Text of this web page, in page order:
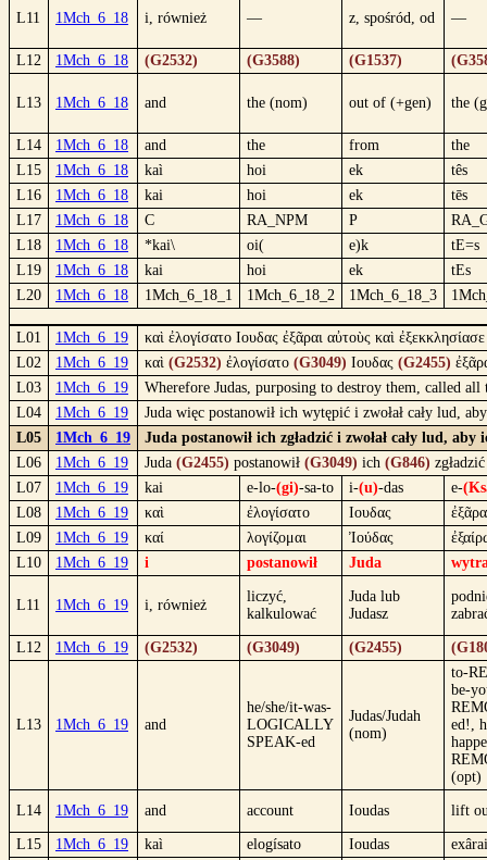
L11 1Mch_6_18 i, również — z, spośród, od —
L12 1Mch_6_18 (G2532) (G3588) (G1537)
L13 1Mch_6_18 and the (nom) out of (+gen) the
L14 1Mch_6_18 and the from
the
L15
1Mch_6_18 kaì hoi ek
tês
L16
1Mch_6_18 kai hoi ek
tēs
L17
1Mch_6_18 C RA_NPM P
L18
1Mch_6_18 *kai\ oi( e)k
tE=s
L19
1Mch_6_18 kai hoi ek
tEs
L20
1Mch_6_18 1Mch_6_18_1 1Mch_6_18_2 1Mch_6_18_3
L01 1Mch_6_19
καὶ ἐλογίσατο Ιουδας ἐξᾶραι αὐτοὺς καὶ
L02
1Mch_6_19 καὶ (G2532) ἐλογίσατο (G3049) Ιουδας (G2455)
L03
1Mch_6_19
Wherefore Judas, purposing to destroy them, called
L04
1Mch_6_19
Juda więc postanowił ich wytępić i zwołał cały lud,
L05
1Mch_6_19
Juda postanowił ich zgładzić i zwołał cały lud,
L06
1Mch_6_19 Juda (G2455) postanowił (G3049) ich (G846)
L07
1Mch_6_19 kai e-lo-(gi)-sa-to i-(u)-das e-
L08
1Mch_6_19 καὶ ἐλογίσατο Ιουδας
L09
1Mch_6_19 καί λογίζομαι Ἰούδας
L10
1Mch_6_19 i postanowił Juda
L11 1Mch_6_19 i, również
liczyć,
kalkulować
Juda lub
Judasz
L12 1Mch_6_19 (G2532) (G3049) (G2455)
L13 1Mch_6_19 and
he/she/it-was-
LOGICALLY
SPEAK-ed
Judas/Judah
(nom)
to-
be-
ed!,
(opt)
L14 1Mch_6_19 and account Ioudas lift
L15 1Mch_6_19 kaì elogísato Ioudas
exârai